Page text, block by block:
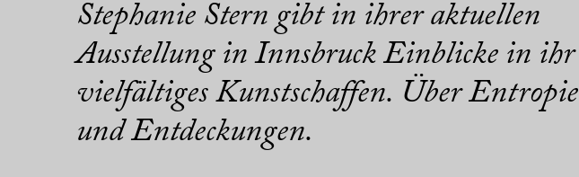
Stephanie Stern gibt in ihrer aktuellen
Ausstellung in Innsbruck Einblicke in ihr
vielfältiges Kunstschaffen. Über Entropie
und Entdeckungen.